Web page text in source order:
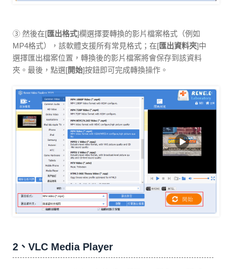
③ 然後在[匯出格式]欄選擇要轉換的影片檔案格式（例如
MP4格式），該軟體支援所有常見格式；在[匯出資料夾]中
選擇匯出檔案位置，轉換後的影片檔案將會保存到該資料
夾。最後，點選[開始]按鈕即可完成轉換操作。
2、VLC Media Player